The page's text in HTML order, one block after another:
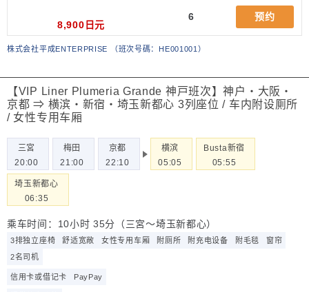
株式会社平成ENTERPRISE （班次号碼：HE001001 ）
8,900日元
6 预约
【VIP Liner Plumeria Grande 神戸班次】神户・大阪・
京都 ⇒ 横滨・新宿・埼玉新都心 3列座位 / 车内附设厠所
/ 女性专用车厢
三宮
20:00
梅田
21:00
京都
22:10
横滨
05:05
Busta新宿
05:55
埼玉新都心
06:35
乘车时间：10小时 35分（三宮～埼玉新都心）
3排独立座椅 舒适宽敞 女性专用车厢 附厕所 附充电设备 附毛毯
窗帘
2名司机
信用卡或借记卡 PayPay